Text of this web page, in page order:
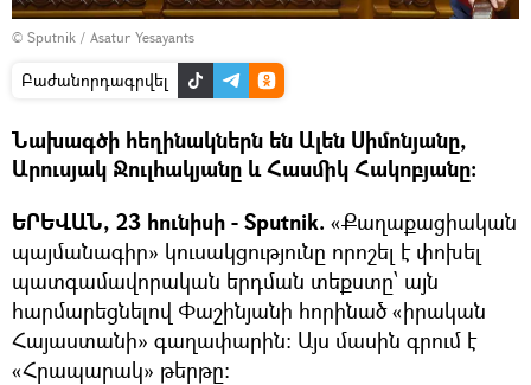
© Sputnik / Asatur Yesayants
Բաժանորդագրվել
Նախագծի հեղինակներն են Ալեն Սիմոնյանը,
Արուսյակ Ջուլհակյանը և Հասմիկ Հակոբյանը:
ԵՐԵՎԱՆ, 23 հունիսի - Sputnik. «Քաղաքացիական
պայմանագիր» կուսակցությունը որոշել է փոխել
պատգամավորական երդման տեքստը՝ այն
հարմարեցնելով Փաշինյանի հորինած «իրական
Հայաստանի» գաղափարին: Այս մասին գրում է
«Հրապարակ» թերթը: